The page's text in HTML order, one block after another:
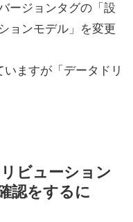
ージョンタグの「設
ョンモデル」を変更
ますが「データドリ
ビューション
認をするに